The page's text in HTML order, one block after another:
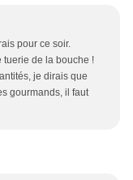
pour ce soir.
tuerie de la bouche !
je dirais que
gourmands, il faut